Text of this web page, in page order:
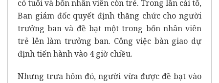
có tuổi và bốn nhân viên còn trẻ. Trong lần cải tổ,
Ban giám đốc quyết định thăng chức cho người
trưởng ban và đề bạt một trong bốn nhân viên
trẻ lên làm trưởng ban. Công việc bàn giao dự
định tiến hành vào 4 giờ chiều.
Nhưng trưa hôm đó, người vừa được đề bạt vào